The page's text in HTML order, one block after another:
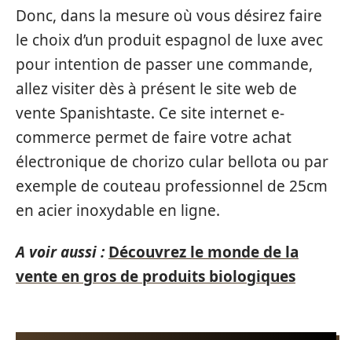
Donc, dans la mesure où vous désirez faire
le choix d’un produit espagnol de luxe avec
pour intention de passer une commande,
allez visiter dès à présent le site web de
vente Spanishtaste. Ce site internet e-
commerce permet de faire votre achat
électronique de chorizo cular bellota ou par
exemple de couteau professionnel de 25cm
en acier inoxydable en ligne.
A voir aussi : Découvrez le monde de la
vente en gros de produits biologiques